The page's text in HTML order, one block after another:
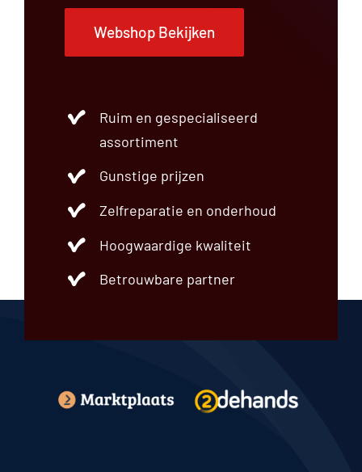
Webshop Bekijken
Ruim en gespecialiseerd
assortiment
Gunstige prijzen
Zelfreparatie en onderhoud
Hoogwaardige kwaliteit
Betrouwbare partner